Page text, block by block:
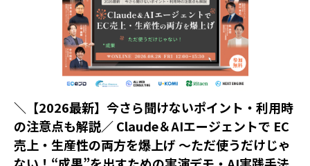
＼【2026最新】今さら聞けないポイント・利用時
の注意点も解説／ Claude＆AIエージェントで EC
売上・生産性の両方を爆上げ ～ただ使うだけじゃ